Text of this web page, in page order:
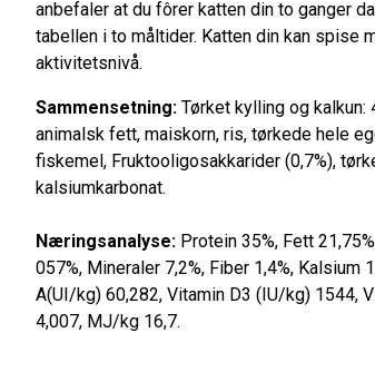
anbefaler at du fôrer katten din to ganger
tabellen i to måltider. Katten din kan spise
aktivitetsnivå.
Sammensetning: Tørket kylling og kalkun:
animalsk fett, maiskorn, ris, tørkede hele
fiskemel, Fruktooligosakkarider (0,7%),
kalsiumkarbonat.
Næringsanalyse: Protein 35%, Fett
057%, Mineraler 7,2%, Fiber 1,4%, Kalsium
A(UI/kg) 60,282, Vitamin D3 (IU/kg) 1544,
4,007, MJ/kg 16,7.